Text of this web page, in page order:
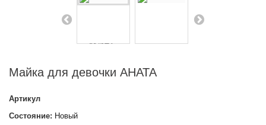
Майка для девочки АНАТА
Артикул
Состояние: Новый